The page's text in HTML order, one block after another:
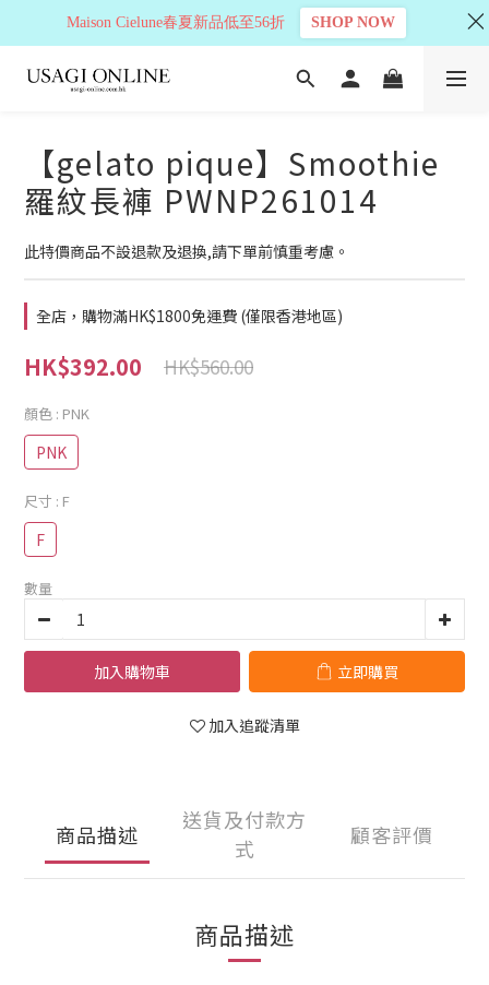
【gelato pique】Smoothie
羅紋長褲 PWNP261014
此特價商品不設退款及退換,請下單前慎重考慮。
全店，購物滿HK$1800免運費 (僅限香港地區)
HK$392.00 HK$560.00
顏色 : PNK
PNK
尺寸 : F
F
數量
加入購物車 立即購買
加入追蹤清單
商品描述
送貨及付款方
式
顧客評價
商品描述
Maison Cielune春夏新品低至56折 SHOP NOW